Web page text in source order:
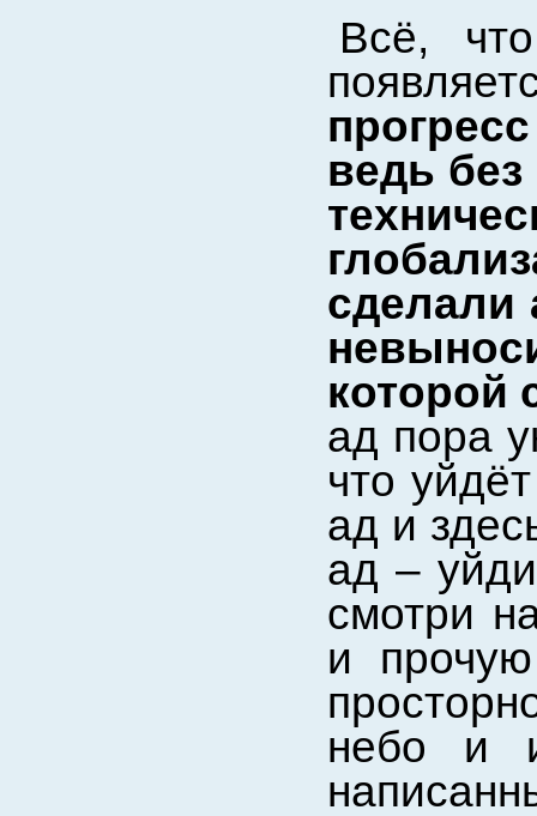
Всё,
ведь
сделали
которой
ад пора
что
ад и
ад –
смотри
и
небо и